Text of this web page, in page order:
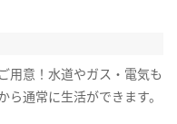
用意！水道やガス・電気も
ら通常に生活ができます。